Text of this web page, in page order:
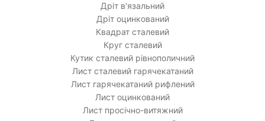
Дріт в'язальний
Дріт оцинкований
Квадрат сталевий
Круг сталевий
Кутик сталевий рівнополичний
Лист сталевий гарячекатаний
Лист гарячекатаний рифлений
Лист оцинкований
Лист просічно-витяжний